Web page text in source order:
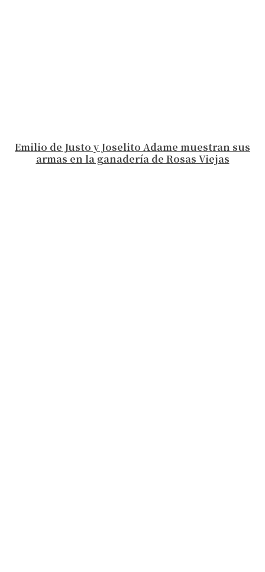
Emilio de Justo y Joselito Adame muestran sus
armas en la ganadería de Rosas Viejas